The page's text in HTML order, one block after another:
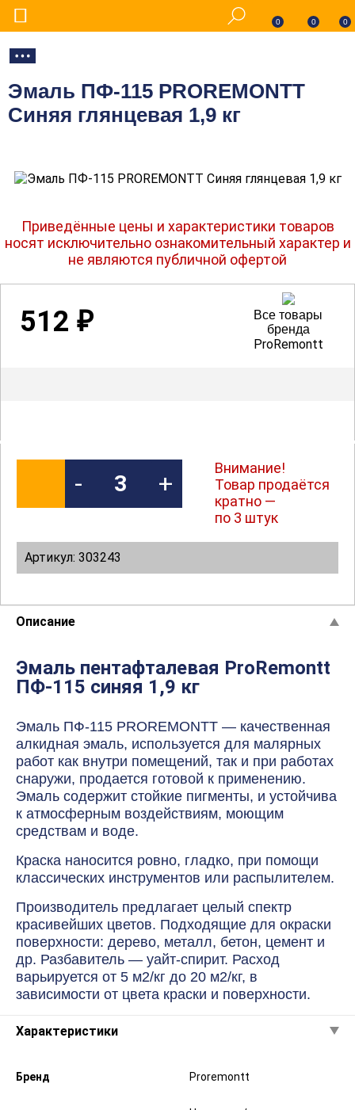
0 0 0
Эмаль ПФ-115 PROREMONTT
Синяя глянцевая 1,9 кг
Приведённые цены и характеристики товаров
носят исключительно ознакомительный характер и
не являются публичной офертой
512₽
Все товары
бренда
ProRemontt
- +
Внимание!
Товар продаётся
кратно —
по 3 штук
Артикул: 303243
Описание
Эмаль пентафталевая ProRemontt
ПФ-115 синяя 1,9 кг
Эмаль ПФ-115 PROREMONTT — качественная
алкидная эмаль, используется для малярных
работ как внутри помещений, так и при работах
снаружи, продается готовой к применению.
Эмаль содержит стойкие пигменты, и устойчива
к атмосферным воздействиям, моющим
средствам и воде.
Краска наносится ровно, гладко, при помощи
классических инструментов или распылителем.
Производитель предлагает целый спектр
красивейших цветов. Подходящие для окраски
поверхности: дерево, металл, бетон, цемент и
др. Разбавитель — уайт-спирит. Расход
варьируется от 5 м2/кг до 20 м2/кг, в
зависимости от цвета краски и поверхности.
Характеристики
Бренд Proremontt